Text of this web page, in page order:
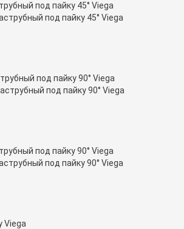
под пайку 45° Viega
под пайку 90° Viega
под пайку 90° Viega
Viega